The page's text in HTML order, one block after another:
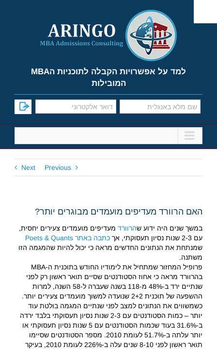
content
למד על אפשרויות הקבלה לתוכניות הMBA
המובילות
Previous
Next
האם הרוורד מעדיפים מועמדים מבוגרים יותר?
במשך שנים היה ידוע שהרוורדמעדיפים מועמדים צעירים יחסית,
עם 2-3 שנות נסיון תעסוקתי, אך
כתבה באתר Poets & Quants
שמנתחת את הנתונים החדשים מראה כי יכול להיות שהמגמה הזו
משתנה.
פרופיל המחזור שמתחיל את לימודיו החודש בתוכנית ה-MBA
בהרוורד מראה כי אחוז הסטודנטים שסיים תואר ראשון רק לפני
שנתיים ירד ב-48% מ-118 בשנה שעברה ל-58 השנה, למרות
ההשפעה של תוכנית 2+2 שנועדה למשוך מועמדים צעירים יותר.
כשמשווים את הנתונים למצב לפני שנתיים המגמה בולטת עוד
יותר – כמות הסטודנטים עם 2-3 שנות נסיון תעסוקתי בלבד ירדה
ב-31.6% בעוד שכמות הסטודנטים עם 5 שנות נסיון תעסוקתי או
יותר עלתה ב-51.7% לעומת 2010. מספר הסטודנטים שסיימו
תואר ראשון לפני 8-10 שנים עלה ב-226% לעומת 2010, בעיקר